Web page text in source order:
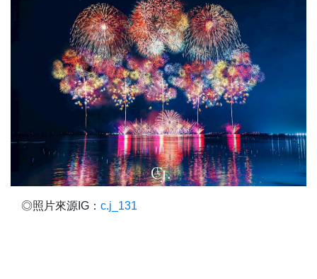
◎照片來源IG： c.j_131